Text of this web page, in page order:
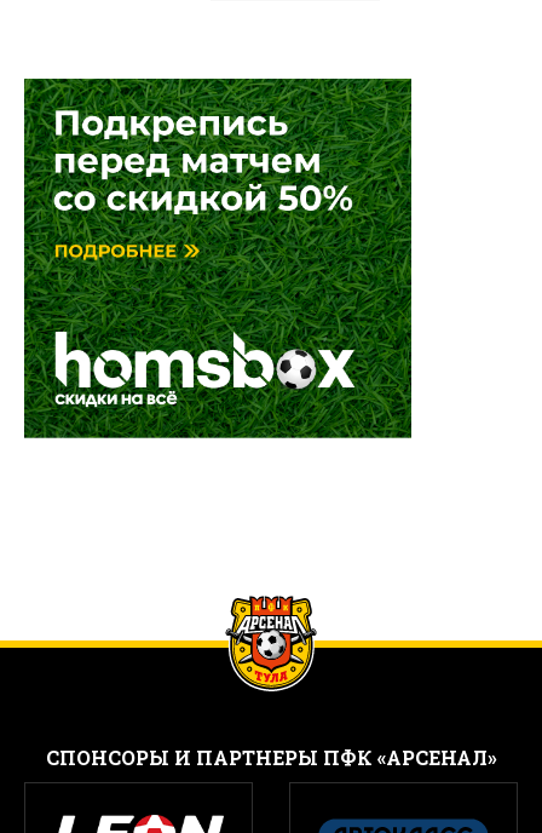
CПОНСОРЫ И ПАРТНЕРЫ ПФК «АРСЕНАЛ»